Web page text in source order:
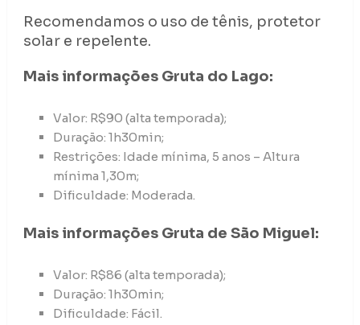
Recomendamos o uso de tênis, protetor
solar e repelente.
Mais informações Gruta do Lago:
Valor: R$90 (alta temporada);
Duração: 1h30min;
Restrições: Idade mínima, 5 anos – Altura
mínima 1,30m;
Dificuldade: Moderada.
Mais informações Gruta de São Miguel:
Valor: R$86 (alta temporada);
Duração: 1h30min;
Dificuldade: Fácil.